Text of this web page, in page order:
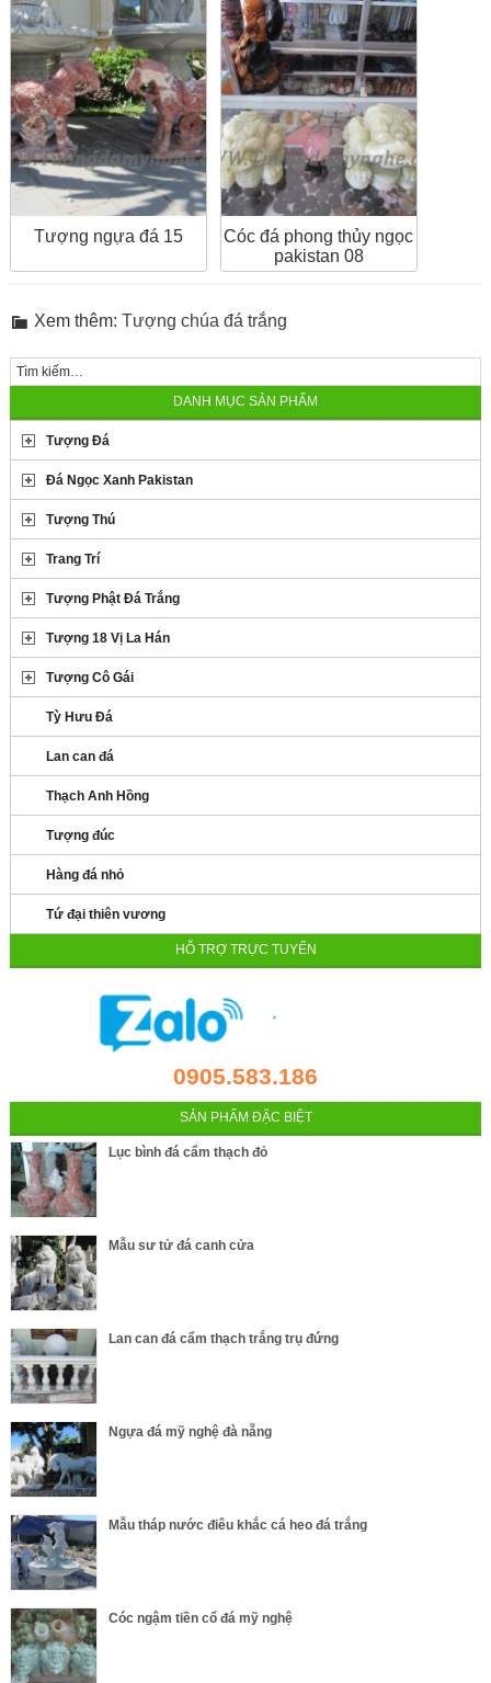
Tượng ngựa đá 15
Cóc đá phong thủy ngọc
pakistan 08
Xem thêm: Tượng chúa đá trắng
DANH MỤC SẢN PHẨM
Tượng Đá
Đá Ngọc Xanh Pakistan
Tượng Thú
Trang Trí
Tượng Phật Đá Trắng
Tượng 18 Vị La Hán
Tượng Cô Gái
Tỳ Hưu Đá
Lan can đá
Thạch Anh Hồng
Tượng đúc
Hàng đá nhỏ
Tứ đại thiên vương
HỖ TRỢ TRỰC TUYẾN
0905.583.186
SẢN PHẨM ĐẶC BIỆT
Lục bình đá cẩm thạch đỏ
Mẫu sư tử đá canh cửa
Lan can đá cẩm thạch trắng trụ đứng
Ngựa đá mỹ nghệ đà nẵng
Mẫu tháp nước điêu khắc cá heo đá trắng
Cóc ngậm tiền cổ đá mỹ nghệ